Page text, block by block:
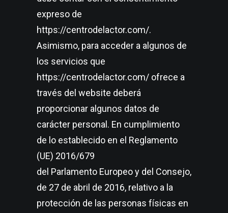
expreso de
https://centrodelactor.com/.
Asimismo, para acceder a algunos de
los servicios que
https://centrodelactor.com/ ofrece a
través del website deberá
proporcionar algunos datos de
carácter personal. En cumplimiento
de lo establecido en el Reglamento
(UE) 2016/679
del Parlamento Europeo y del Consejo,
de 27 de abril de 2016, relativo a la
protección de las personas físicas en